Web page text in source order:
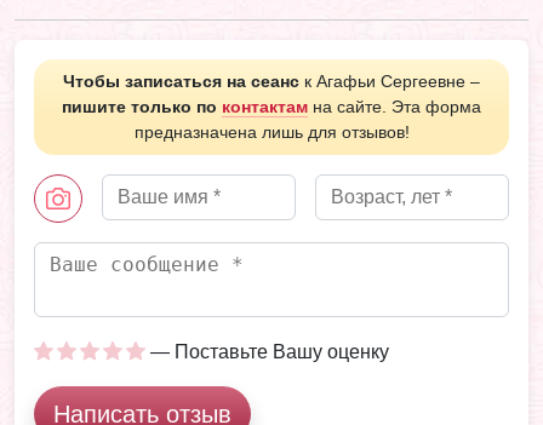
Чтобы записаться на сеанс к Агафьи Сергеевне –
пишите только по контактам на сайте. Эта форма
предназначена лишь для отзывов!
— Поставьте Вашу оценку
Написать отзыв